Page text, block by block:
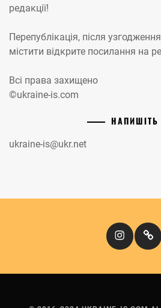
редакції!
Перепублікація, після
містити відкрите посилання на
Всі права захищено
©ukraine-is.com
ukraine-is@ukr.net
Instagram